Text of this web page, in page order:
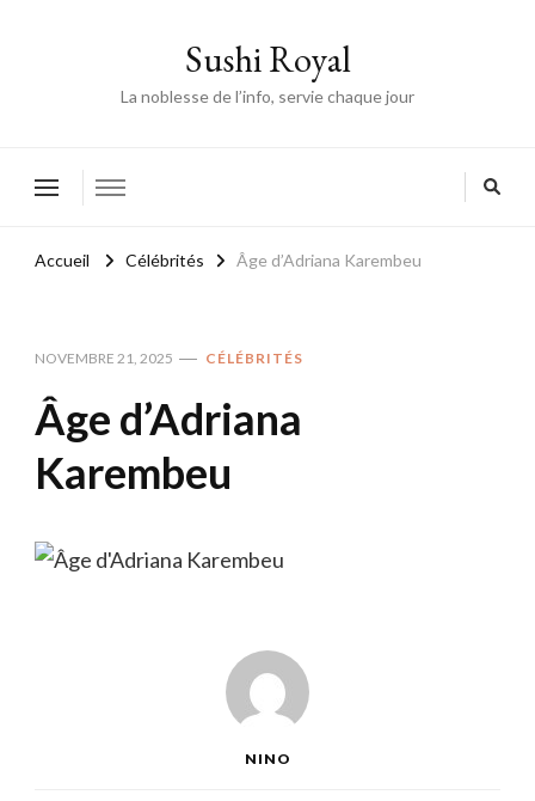
Sushi Royal
La noblesse de l’info, servie chaque jour
Accueil Célébrités Âge d’Adriana Karembeu
NOVEMBRE 21, 2025 CÉLÉBRITÉS
Âge d’Adriana
Karembeu
NINO